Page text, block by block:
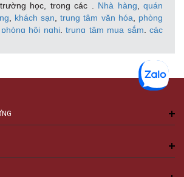
học, trong các . Nhà hàng, quán
, khách sạn,trung tâm văn hóa, phòng
phòng hội nghị, trung tâm mua sắm, các
đình,nghe nhạc,nhà Nguyện,trường
M đã tập trung phát triển, sản xuất và
thống âm thanh công nghiệp hàng đầu
phụ kiện âm thanh khác. Họ đã thiết